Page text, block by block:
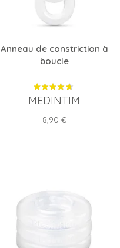
Anneau de constriction à
boucle
MEDINTIM
Prix
8,90 €